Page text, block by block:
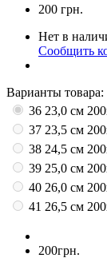
200 грн.
Нет в
Сообщить
Варианты товара:
36 23,0 см
37 23,5 см
38 24,5 см
39 25,0 см
40 26,0 см
41 26,5 см
200грн.